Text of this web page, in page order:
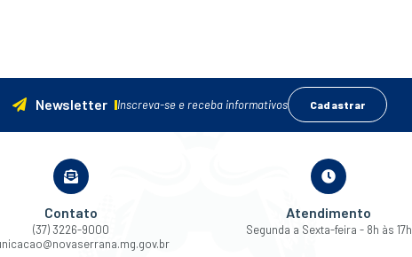
Newsletter Inscreva-se e receba informativos Cadastrar
Contato
(37) 3226-9000
Atendimento
Segunda a Sexta-feira - 8h às 17h